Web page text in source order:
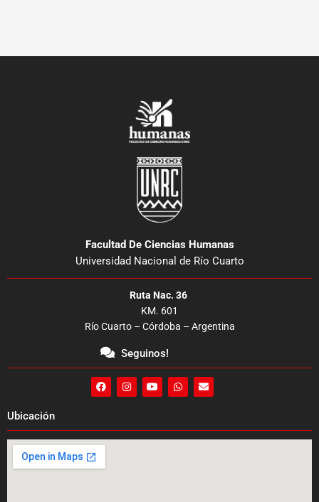
Ubicación
Facultad De Ciencias Humanas
Universidad Nacional de Río Cuarto
Ruta Nac. 36
KM. 601
Río Cuarto – Córdoba – Argentina
Seguinos!
F
a
o
o
I
n
g
r
Y
o
b
e
W
h
a
p
E
n
o
p